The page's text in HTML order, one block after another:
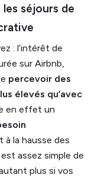
séjours de
: l’intérêt de
sur Airbnb,
percevoir des
élevés qu’avec
en effet un
à la hausse des
assez simple de
plus si vos